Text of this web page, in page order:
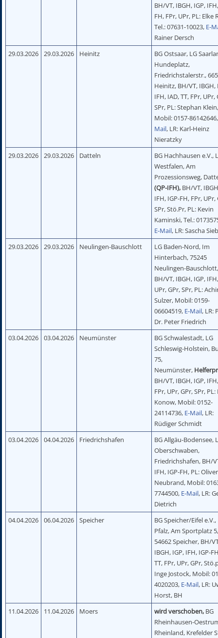
BH/VT, IBGH, IGP,
FH, FPr, UPr, PL: Elke
Tel.: 07631-10023, E-
Rainer Dersch
29.03.2026
29.03.2026 Heinitz
BG Ostsaar, LG
Hundeplatz,
Friedrichstalerstr.,
Heinitz, BH/VT, IBGH,
IFH, IAD, TT, FPr, UPr,
SPr, PL: Stephan
Mobil: 0157-
Mail, LR: Karl-Heinz
Nieratzky
29.03.2026
29.03.2026 Datteln
BG Hachhausen e.V.,
Westfalen, Am
Prozessionsweg,
(QP-IFH), BH/VT,
IFH, IGP-FH, FPr, UPr,
SPr, Stö.Pr, PL: Kevin
Kaminski, Tel.:
E-Mail, LR: Sascha
29.03.2026
29.03.2026 Neulingen-Bauschlott
LG Baden-Nord, Im
Hinterbach, 75245
Neulingen-
BH/VT, IBGH, IGP,
UPr, GPr, SPr, PL:
Sulzer, Mobil: 0159-
06604519, E-Mail, LR:
Dr. Peter Friedrich
03.04.2026
03.04.2026 Neumünster
BG Schwalestadt, LG
Schleswig-Holstein,
75,
Neumünster,
BH/VT, IBGH, IGP,
FPr, UPr, GPr, SPr, PL:
Konow, Mobil: 0152-
24114736, E-Mail, LR:
Rüdiger Schmidt
03.04.2026
04.04.2026 Friedrichshafen
BG Allgäu-Bodensee,
Oberschwaben,
Friedrichshafen, BH/
IFH, IGP-FH, PL: Oliver
Neubrand, Mobil:
7744500, E-Mail, LR:
Dietrich
04.04.2026
06.04.2026 Speicher
BG Speicher/Eifel e.V.,
Pfalz, Am Sportplatz
54662 Speicher, BH/
IBGH, IGP, IFH, IGP-
TT, FPr, UPr, GPr,
Inge Jostock, Mobil:
4020203, E-Mail, LR:
Horst, BH
11.04.2026
11.04.2026 Moers wird verschoben, BG
Rheinhausen-
Rheinland, Krefelder